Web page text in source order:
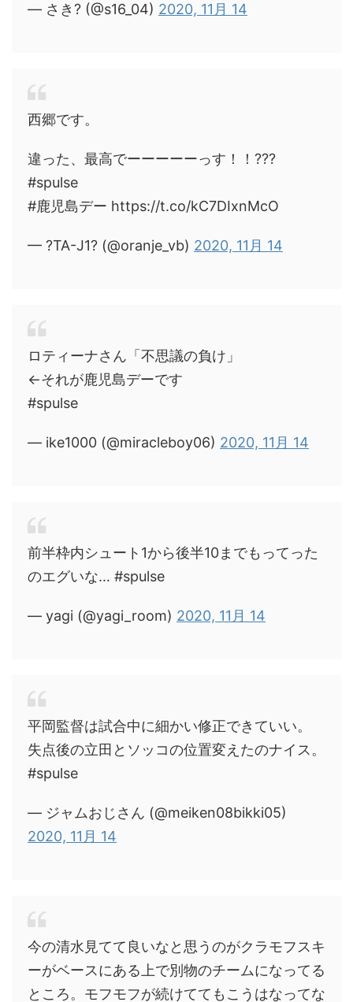
— さき? (@s16_04) 2020, 11月 14
西郷です。
違った、最高でーーーーーっす！！???
#spulse
#鹿児島デー https://t.co/kC7DIxnMcO
— ?TA-J1? (@oranje_vb) 2020, 11月 14
ロティーナさん「不思議の負け」
←それが鹿児島デーです
#spulse
— ike1000 (@miracleboy06) 2020, 11月 14
前半枠内シュート1から後半10までもってった
のエグいな… #spulse
— yagi (@yagi_room) 2020, 11月 14
平岡監督は試合中に細かい修正できていい。
失点後の立田とソッコの位置変えたのナイス。
#spulse
— ジャムおじさん (@meiken08bikki05)
2020, 11月 14
今の清水見てて良いなと思うのがクラモフスキ
ーがベースにある上で別物のチームになってる
ところ。モフモフが続けててもこうはなってな